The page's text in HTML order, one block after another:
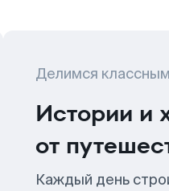
Делимся
Истории и
от
Каждый день